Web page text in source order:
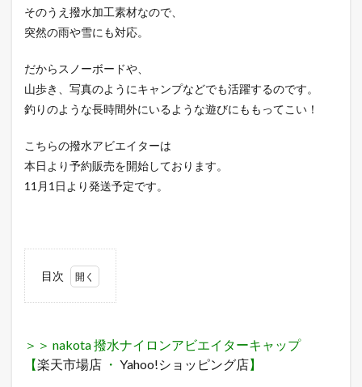
そのうえ撥水加工素材なので、
突然の雨や雪にも対応。
だからスノーボードや、
山歩き、写真のようにキャンプなどでも活躍するのです。
釣りのような長時間外にいるような遊びにももってこい！
こちらの撥水アビエイターは
本日より予約販売を開始しております。
11月1日より発送予定です。
目次
撥水ナ
イロン
アビエ
＞＞ nakota 撥水ナイロンアビエイターキャップ
【楽天市場店 ・ Yahoo!ショッピング店】